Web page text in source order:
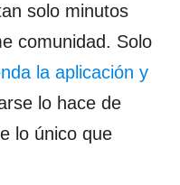
solo minutos
comunidad. Solo
la aplicación y
lo hace de
lo único que